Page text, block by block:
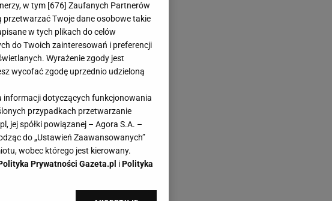
w tym [676] Zaufanych Partnerów
przetwarzać Twoje dane osobowe takie
w tych plikach do celów
do Twoich zainteresowań i preferencji
Wyrażenie zgody jest
wycofać zgodę uprzednio udzieloną
informacji dotyczących funkcjonowania
przypadkach przetwarzanie
jej spółki powiązanej – Agora S.A. –
do „Ustawień Zaawansowanych”
wobec którego jest kierowany.
Prywatności Gazeta.pl iPolityka